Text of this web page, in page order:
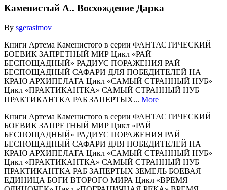
Каменистый А.. Восхождение Дарка
By sgerasimov
Книги Артема Каменистого в серии ФАНТАСТИЧЕСКИЙ
БОЕВИК ЗАПРЕТНЫЙ МИР Цикл «РАЙ
БЕСПОЩАДНЫЙ» РАДИУС ПОРАЖЕНИЯ РАЙ
БЕСПОЩАДНЫЙ САФАРИ ДЛЯ ПОБЕДИТЕЛЕЙ НА
КРАЮ АРХИПЕЛАГА Цикл «САМЫЙ СТРАННЫЙ НУБ»
Цикл «ПРАКТИКАНТКА» САМЫЙ СТРАННЫЙ НУБ
ПРАКТИКАНТКА РАБ ЗАПЕРТЫХ... More
Книги Артема Каменистого в серии ФАНТАСТИЧЕСКИЙ
БОЕВИК ЗАПРЕТНЫЙ МИР Цикл «РАЙ
БЕСПОЩАДНЫЙ» РАДИУС ПОРАЖЕНИЯ РАЙ
БЕСПОЩАДНЫЙ САФАРИ ДЛЯ ПОБЕДИТЕЛЕЙ НА
КРАЮ АРХИПЕЛАГА Цикл «САМЫЙ СТРАННЫЙ НУБ»
Цикл «ПРАКТИКАНТКА» САМЫЙ СТРАННЫЙ НУБ
ПРАКТИКАНТКА РАБ ЗАПЕРТЫХ ЗЕМЕЛЬ БОЕВАЯ
ЕДИНИЦА БОГИ ВТОРОГО МИРА Цикл «ВРЕМЯ